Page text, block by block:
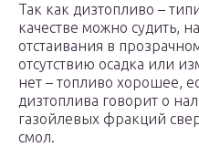
Так как дизтопливо –
качестве можно судить,
отстаивания в
отсутствию осадка или
нет – топливо хорошее,
дизтоплива говорит о
газойлевых фракций
смол.